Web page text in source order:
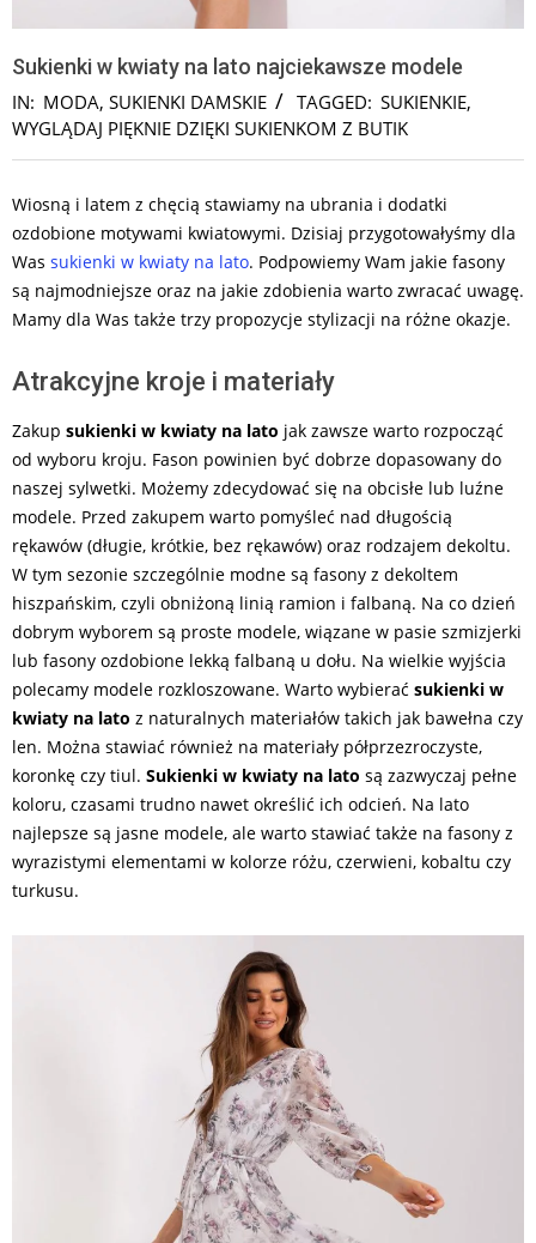
Sukienki w kwiaty na lato najciekawsze modele
IN: MODA, SUKIENKI DAMSKIE TAGGED: SUKIENKIE,
WYGLĄDAJ PIĘKNIE DZIĘKI SUKIENKOM Z BUTIK
Wiosną i latem z chęcią stawiamy na ubrania i dodatki
ozdobione motywami kwiatowymi. Dzisiaj przygotowałyśmy dla
Was sukienki w kwiaty na lato. Podpowiemy Wam jakie fasony
są najmodniejsze oraz na jakie zdobienia warto zwracać uwagę.
Mamy dla Was także trzy propozycje stylizacji na różne okazje.
Atrakcyjne kroje i materiały
Zakup sukienki w kwiaty na lato jak zawsze warto rozpocząć
od wyboru kroju. Fason powinien być dobrze dopasowany do
naszej sylwetki. Możemy zdecydować się na obcisłe lub luźne
modele. Przed zakupem warto pomyśleć nad długością
rękawów (długie, krótkie, bez rękawów) oraz rodzajem dekoltu.
W tym sezonie szczególnie modne są fasony z dekoltem
hiszpańskim, czyli obniżoną linią ramion i falbaną. Na co dzień
dobrym wyborem są proste modele, wiązane w pasie szmizjerki
lub fasony ozdobione lekką falbaną u dołu. Na wielkie wyjścia
polecamy modele rozkloszowane. Warto wybierać sukienki w
kwiaty na lato z naturalnych materiałów takich jak bawełna czy
len. Można stawiać również na materiały półprzezroczyste,
koronkę czy tiul. Sukienki w kwiaty na lato są zazwyczaj pełne
koloru, czasami trudno nawet określić ich odcień. Na lato
najlepsze są jasne modele, ale warto stawiać także na fasony z
wyrazistymi elementami w kolorze różu, czerwieni, kobaltu czy
turkusu.